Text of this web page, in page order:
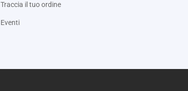
Traccia il tuo ordine
Eventi